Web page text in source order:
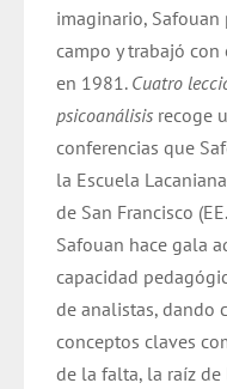
imaginario,
campo y trabajó
en 1981. Cuatro
psicoanálisis recoge
conferencias que
la Escuela
de San Francisco
Safouan hace gala
capacidad
de analistas, dando
conceptos claves
de la falta, la raíz